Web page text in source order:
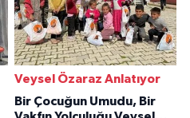
Veysel Özaraz Anlatıyor
Bir Çocuğun Umudu, Bir